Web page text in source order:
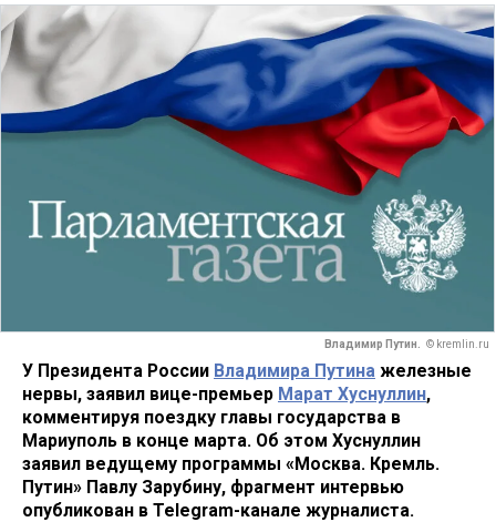
Владимир Путин. © kremlin.ru
У Президента России Владимира Путина железные
нервы, заявил вице-премьер Марат Хуснуллин,
комментируя поездку главы государства в
Мариуполь в конце марта. Об этом Хуснуллин
заявил ведущему программы «Москва. Кремль.
Путин» Павлу Зарубину, фрагмент интервью
опубликован в Telegram-канале журналиста.